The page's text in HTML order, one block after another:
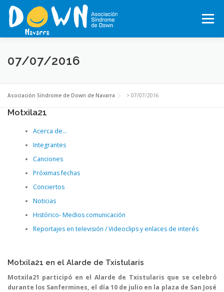
Saltar
contenido
Menú
INICIO CONÓCENOS
QUÉ HACEMOS MOTXILA21 VOLUNTARIADO
ACTUALIDAD
TEJIENDO REDES, RED NAVARRA DE EMPRESAS INCLUSIVAS
07/07/2016
Asociación Síndrome de Down de Navarra > 07/07/2016
Motxila21
Acerca de…
Integrantes
Canciones
Próximas fechas
Conciertos
Noticias
Histórico- Medios comunicación
Reportajes en televisión / Videoclips y enlaces de interés
Motxila21 en el Alarde de Txistularis
Motxila21 participó en el Alarde de Txistularis que se celebró
durante los Sanfermines, el día 10 de julio en la plaza de San José